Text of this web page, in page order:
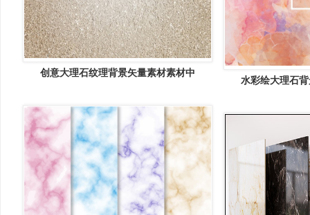
创意大理石纹理背景矢量素材素材中
水彩绘大理石